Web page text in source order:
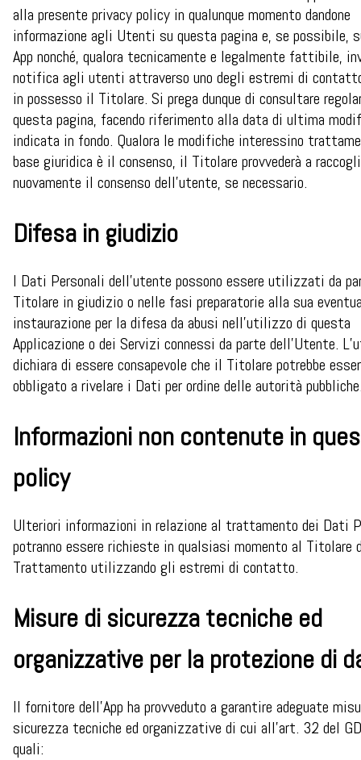
alla presente privacy policy in qualunque momento dandone
informazione agli Utenti su questa pagina e, se possibile,
App nonché, qualora tecnicamente e legalmente fattibile,
notifica agli utenti attraverso uno degli estremi di
in possesso il Titolare. Si prega dunque di consultare
questa pagina, facendo riferimento alla data di ultima
indicata in fondo. Qualora le modifiche interessino
base giuridica è il consenso, il Titolare provvederà a
nuovamente il consenso dell’utente, se necessario.
Difesa in giudizio
I Dati Personali dell’utente possono essere utilizzati da
Titolare in giudizio o nelle fasi preparatorie alla sua
instaurazione per la difesa da abusi nell'utilizzo di questa
Applicazione o dei Servizi connessi da parte dell’Utente.
dichiara di essere consapevole che il Titolare potrebbe
obbligato a rivelare i Dati per ordine delle autorità
Informazioni non contenute in
policy
Ulteriori informazioni in relazione al trattamento dei Dati
potranno essere richieste in qualsiasi momento al Titolare
Trattamento utilizzando gli estremi di contatto.
Misure di sicurezza tecniche ed
organizzative per la protezione di
Il fornitore dell’App ha provveduto a garantire adeguate
sicurezza tecniche ed organizzative di cui all’art. 32 del
quali: